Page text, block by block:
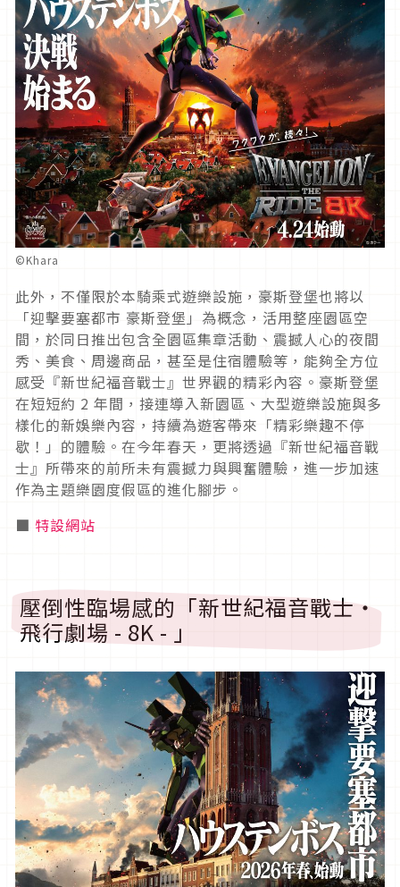
©Khara
此外，不僅限於本騎乘式遊樂設施，豪斯登堡也將以
「迎擊要塞都市 豪斯登堡」為概念，活用整座園區空
間，於同日推出包含全園區集章活動、震撼人心的夜間
秀、美食、周邊商品，甚至是住宿體驗等，能夠全方位
感受『新世紀福音戰士』世界觀的精彩內容。豪斯登堡
在短短約 2 年間，接連導入新園區、大型遊樂設施與多
樣化的新娛樂內容，持續為遊客帶來「精彩樂趣不停
歇！」的體驗。在今年春天，更將透過『新世紀福音戰
士』所帶來的前所未有震撼力與興奮體驗，進一步加速
作為主題樂園度假區的進化腳步。
■ 特設網站
壓倒性臨場感的「新世紀福音戰士・
飛行劇場 - 8K - 」